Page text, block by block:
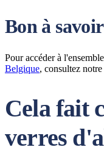
Bon à savoir
Pour accéder à
Belgique, consultez
Cela fait
verres